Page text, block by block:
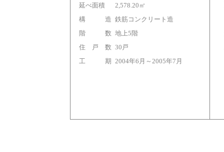
延べ面積
2,578.20㎡
構 造 鉄筋コンクリート造
階 数 地上5階
住 戸 数 30戸
工 期 2004年6月～2005年7月